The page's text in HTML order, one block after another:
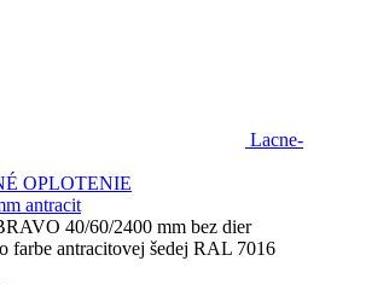
Lacne-
OPLOTENIE
antracit
40/60/2400 mm bez dier
farbe antracitovej šedej RAL 7016